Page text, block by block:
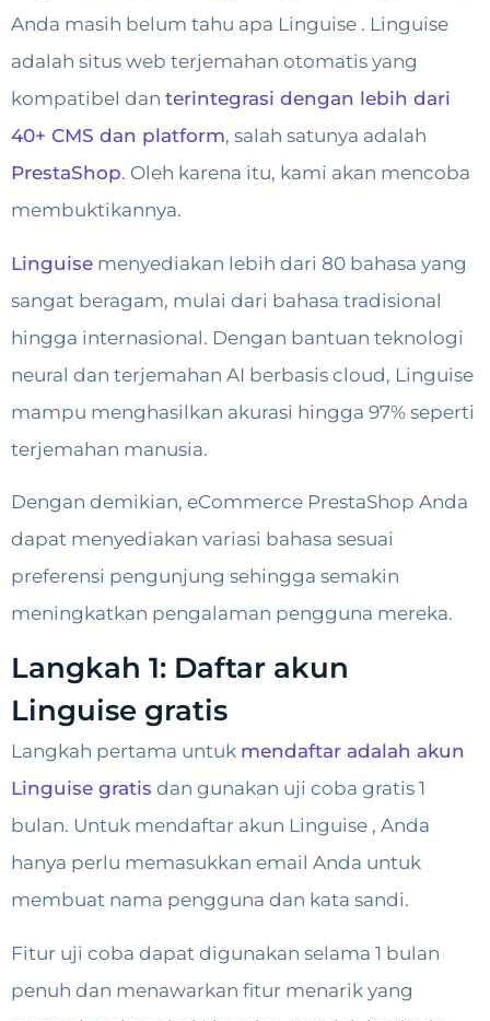
Anda masih belum tahu apa Linguise . Linguise
adalah situs web terjemahan otomatis yang
kompatibel dan terintegrasi dengan lebih dari
40+ CMS dan platform, salah satunya adalah
PrestaShop. Oleh karena itu, kami akan mencoba
membuktikannya.
Linguise menyediakan lebih dari 80 bahasa yang
sangat beragam, mulai dari bahasa tradisional
hingga internasional. Dengan bantuan teknologi
neural dan terjemahan AI berbasis cloud, Linguise
mampu menghasilkan akurasi hingga 97% seperti
terjemahan manusia.
Dengan demikian, eCommerce PrestaShop Anda
dapat menyediakan variasi bahasa sesuai
preferensi pengunjung sehingga semakin
meningkatkan pengalaman pengguna mereka.
Langkah 1: Daftar akun
Linguise gratis
Langkah pertama untuk mendaftar adalah akun
Linguise gratis dan gunakan uji coba gratis 1
bulan. Untuk mendaftar akun Linguise , Anda
hanya perlu memasukkan email Anda untuk
membuat nama pengguna dan kata sandi.
Fitur uji coba dapat digunakan selama 1 bulan
penuh dan menawarkan fitur menarik yang